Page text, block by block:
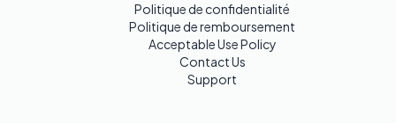
Politique de confidentialité
Politique de remboursement
Acceptable Use Policy
Contact Us
Support